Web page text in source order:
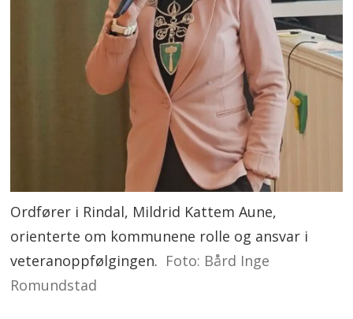
Ordfører i Rindal, Mildrid Kattem Aune,
orienterte om kommunene rolle og ansvar i
veteranoppfølgingen. Foto: Bård Inge
Romundstad